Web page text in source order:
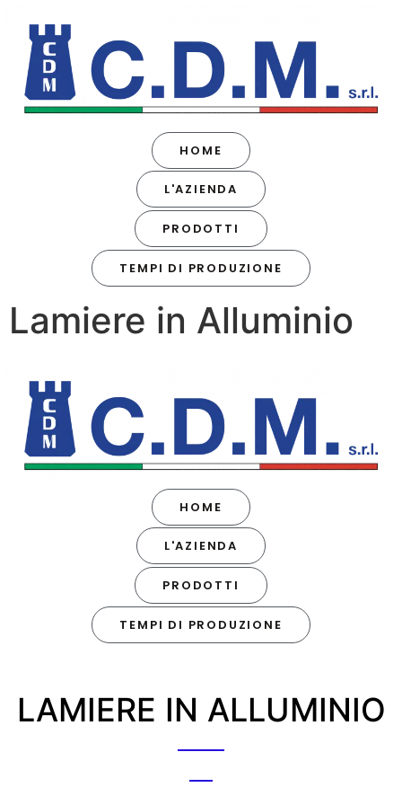
HOME
L'AZIENDA
PRODOTTI
TEMPI DI PRODUZIONE
Lamiere in Alluminio
HOME
L'AZIENDA
PRODOTTI
TEMPI DI PRODUZIONE
LAMIERE IN ALLUMINIO